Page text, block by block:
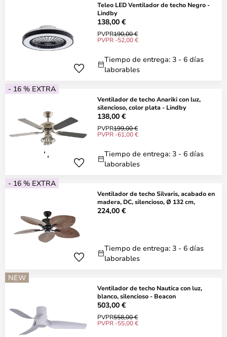
Teleo LED Ventilador de techo Negro -
Lindby
138,00 €
PVPR190,00 €
PVPR -52,00 €
Tiempo de entrega: 3 - 6 días
laborables
- 16 % EXTRA
Ventilador de techo Anariki con luz,
silencioso, color plata - Lindby
138,00 €
PVPR199,00 €
PVPR -61,00 €
Tiempo de entrega: 3 - 6 días
laborables
- 16 % EXTRA
Ventilador de techo Silvaris, acabado en
madera, DC, silencioso, Ø 132 cm,
224,00 €
Tiempo de entrega: 3 - 6 días
laborables
NEW
Ventilador de techo Nautica con luz,
blanco, silencioso - Beacon
503,00 €
PVPR558,00 €
PVPR -55,00 €